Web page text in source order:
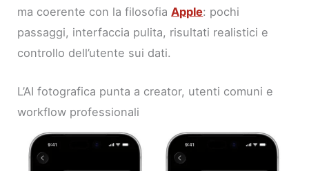
ma coerente con la filosofiaApple: pochi
passaggi, interfaccia pulita, risultati realistici e
controllo dell’utente sui dati.
L’AI fotografica punta a creator, utenti comuni e
workflow professionali